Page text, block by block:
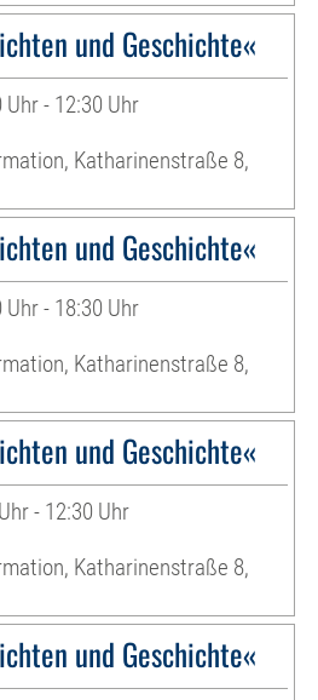
und Geschichte«
- 12:30 Uhr
Katharinenstraße 8,
und Geschichte«
- 18:30 Uhr
Katharinenstraße 8,
und Geschichte«
- 12:30 Uhr
Katharinenstraße 8,
und Geschichte«